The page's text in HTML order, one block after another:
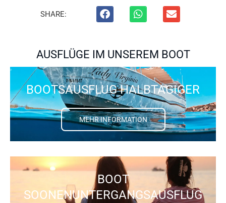
SHARE:
AUSFLÜGE IM UNSEREM BOOT
BOOTSAUSFLUG HALBTAGIGER
MEHR INFORMATION
BOOT
SOONENUNTERGANGSAUSFLUG